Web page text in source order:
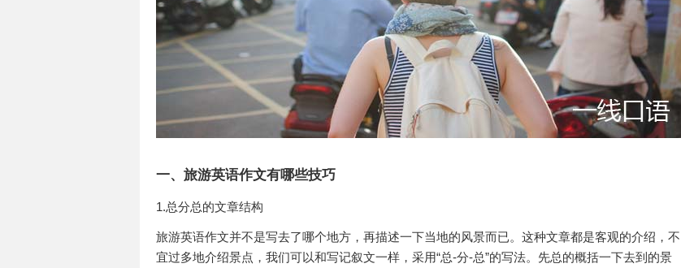
一、旅游英语作文有哪些技巧
1.总分总的文章结构
旅游英语作文并不是写去了哪个地方，再描述一下当地的风景而已。这种文章都是客观的介绍，不
宜过多地介绍景点，我们可以和写记叙文一样，采用“总-分-总”的写法。先总的概括一下去到的景